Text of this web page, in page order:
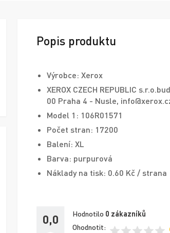
Popis produktu
Výrobce: Xerox
XEROX CZECH REPUBLIC
00 Praha 4 - Nusle,
Model 1: 106R01571
Počet stran: 17200
Balení: XL
Barva: purpurová
Náklady na tisk: 0.60 Kč / strana
0,0 Hodnotilo 0 zákazníků
Ohodnotit: